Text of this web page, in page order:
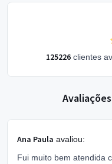
125226 clientes
Ana Paula avaliou:
Fui muito bem atendida